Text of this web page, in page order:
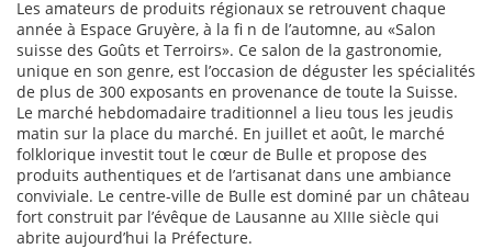
Les amateurs de produits régionaux se retrouvent chaque
année à Espace Gruyère, à la fi n de l’automne, au «Salon
suisse des Goûts et Terroirs». Ce salon de la gastronomie,
unique en son genre, est l’occasion de déguster les spécialités
de plus de 300 exposants en provenance de toute la Suisse.
Le marché hebdomadaire traditionnel a lieu tous les jeudis
matin sur la place du marché. En juillet et août, le marché
folklorique investit tout le cœur de Bulle et propose des
produits authentiques et de l’artisanat dans une ambiance
conviviale. Le centre-ville de Bulle est dominé par un château
fort construit par l’évêque de Lausanne au XIIIe siècle qui
abrite aujourd’hui la Préfecture.